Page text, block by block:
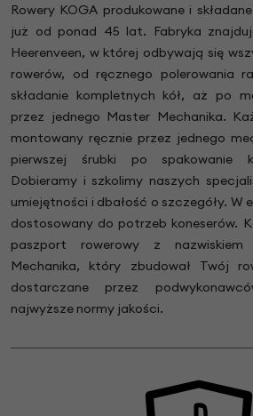
Rowery KOGA produkowane i
już od ponad 45 lat. Fabryka
Heerenveen, w której odbywają się
rowerów, od ręcznego polerowania
składanie kompletnych kół, aż po
przez jednego Master Mechanika.
montowany ręcznie przez jednego
pierwszej śrubki po spakowanie
Dobieramy i szkolimy naszych
umiejętności i dbałość o szczegóły. W
dostosowany do potrzeb koneserów.
paszport rowerowy z
Mechanika, który zbudował Twój
dostarczane przez
najwyższe normy jakości.